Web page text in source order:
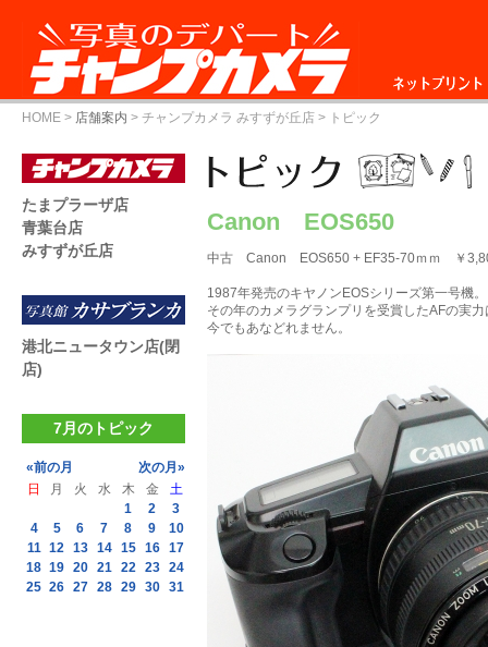
ネットプリント
HOME > 店舗案内 > チャンプカメラ みすずが丘店 > トピック
Canon EOS650
中古 Canon EOS650 + EF35-70ｍｍ ￥
1987年発売のキヤノンEOSシリーズ第一号機。
その年のカメラグランプリを受賞したAFの実力
今でもあなどれません。
たまプラーザ店
青葉台店
みすずが丘店
港北ニュータウン店(閉
店)
7月のトピック
«前の月
次の月»
日
月 火 水 木 金
土
1
2
3
4
5 6 7 8 9
10
11 12 13 14 15 16 17
18 19 20 21 22 23 24
25 26 27 28 29 30 31